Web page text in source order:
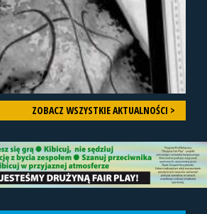
ZOBACZ WSZYSTKIE AKTUALNOŚCI >